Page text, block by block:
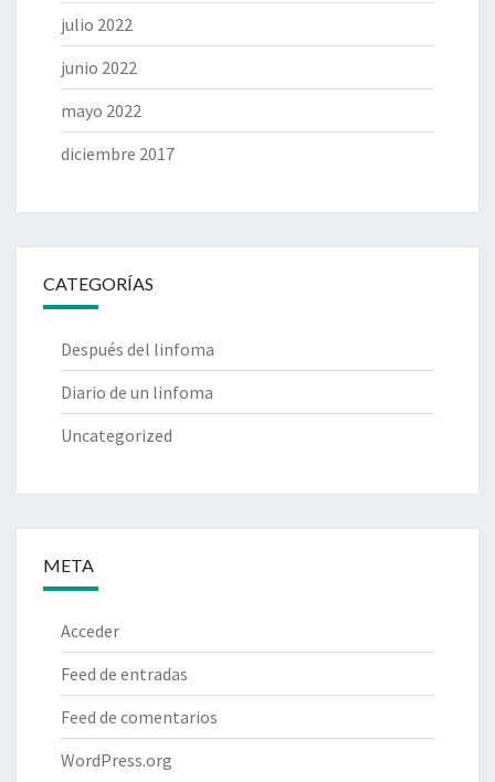
julio 2022
junio 2022
mayo 2022
diciembre 2017
CATEGORÍAS
Después del linfoma
Diario de un linfoma
Uncategorized
META
Acceder
Feed de entradas
Feed de comentarios
WordPress.org